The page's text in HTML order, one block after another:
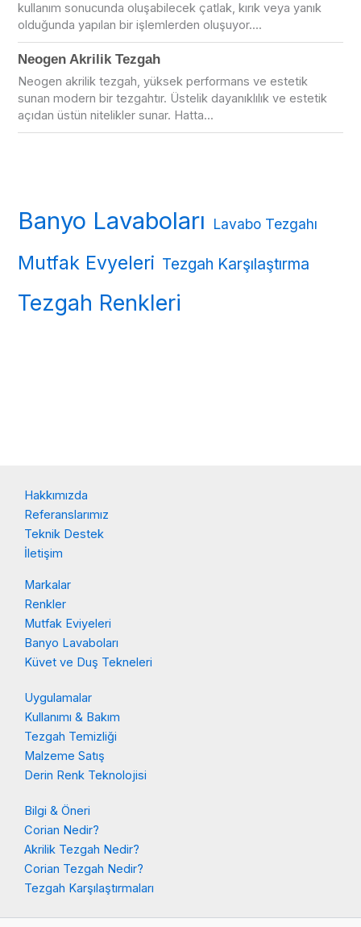
kullanım sonucunda oluşabilecek çatlak, kırık veya yanık
olduğunda yapılan bir işlemlerden oluşuyor....
Neogen Akrilik Tezgah
Neogen akrilik tezgah, yüksek performans ve estetik
sunan modern bir tezgahtır. Üstelik dayanıklılık ve estetik
açıdan üstün nitelikler sunar. Hatta...
Banyo Lavaboları Lavabo Tezgahı
Mutfak Evyeleri Tezgah Karşılaştırma
Tezgah Renkleri
Hakkımızda
Referanslarımız
Teknik Destek
İletişim
Markalar
Renkler
Mutfak Eviyeleri
Banyo Lavaboları
Küvet ve Duş Tekneleri
Uygulamalar
Kullanımı & Bakım
Tezgah Temizliği
Malzeme Satış
Derin Renk Teknolojisi
Bilgi & Öneri
Corian Nedir?
Akrilik Tezgah Nedir?
Corian Tezgah Nedir?
Tezgah Karşılaştırmaları